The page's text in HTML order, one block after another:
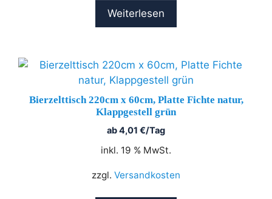
Weiterlesen
Bierzelttisch 220cm x 60cm, Platte Fichte natur,
Klappgestell grün
ab4,01 €/Tag
inkl. 19 % MwSt.
zzgl. Versandkosten